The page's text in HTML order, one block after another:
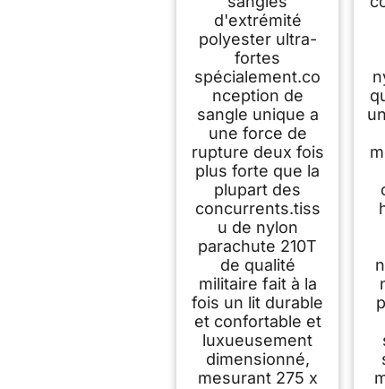
Capacité de charge
de 300 kg, nylon de
parachute respirant
à séchage rapide | 2
mousquetons haut
de gamme, 2 x
élingues en nylon
d'extrémité
polyester ultra-
fortes
spécialement.co
nception de
sangle unique a
une force de
rupture deux fois
plus forte que la
plupart des
concurrents.tiss
u de nylon
parachute 210T
de qualité
militaire fait à la
fois un lit durable
et confortable et
luxueusement
dimensionné,
mesurant 275 x